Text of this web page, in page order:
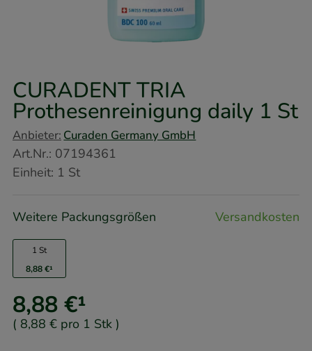
CURADENT TRIA
Prothesenreinigung daily 1 St
Anbieter: Curaden Germany GmbH
Art.Nr.: 07194361
Einheit: 1 St
Weitere Packungsgrößen Versandkosten
1 St
8,88 €¹
8,88 €¹
( 8,88 € pro 1 Stk )